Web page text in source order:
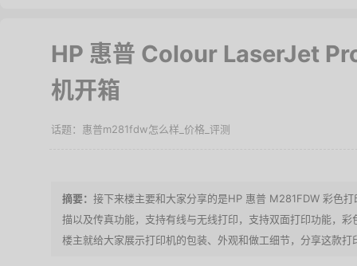
HP 惠普 Colour LaserJet
机开箱
惠普m281fdw怎么样_价格_评测
接下来楼主要和大家分享的是HP 惠普 M281FDW 彩色
描以及传真功能，支持有线与无线打印，支持双面打印功能，
楼主就给大家展示打印机的包装、外观和做工细节，分享这款打